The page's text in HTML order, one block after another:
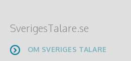
SverigesTalare.se
OM SVERIGES TALARE